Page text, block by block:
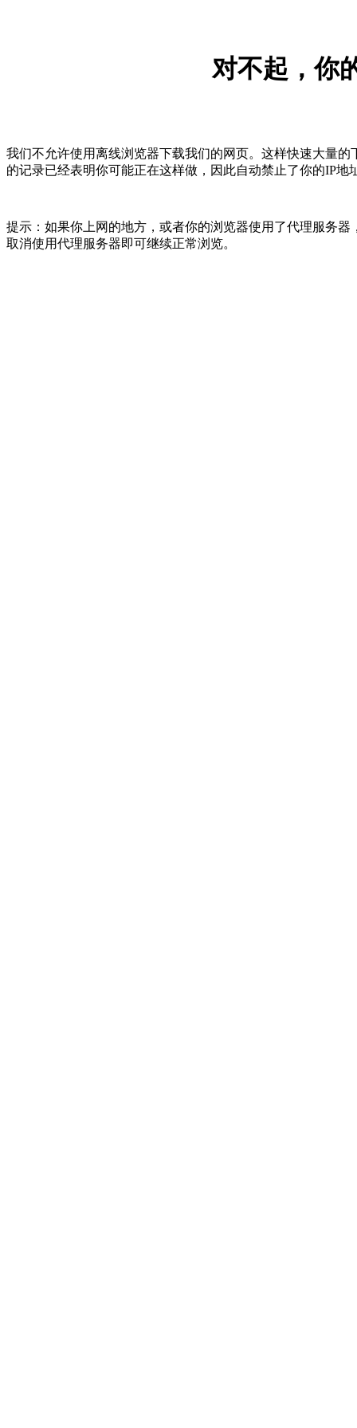
对不起，你
我们不允许使用离线浏览器下载我们的网页。这样快速大量
的记录已经表明你可能正在这样做，因此自动禁止了你的IP
提示：如果你上网的地方，或者你的浏览器使用了代理服务
取消使用代理服务器即可继续正常浏览。